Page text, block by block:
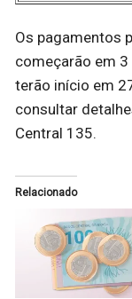
Os pagamentos
começarão em
terão início em
consultar
Central 135.
Relacionado